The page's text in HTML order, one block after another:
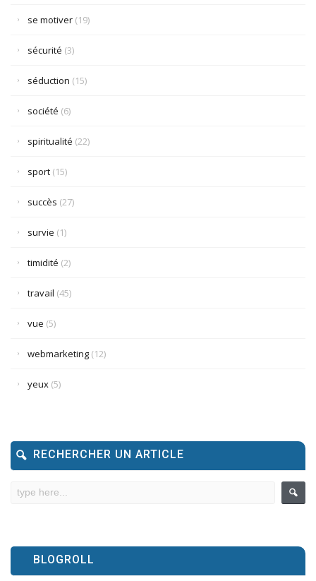
se motiver (19)
sécurité (3)
séduction (15)
société (6)
spiritualité (22)
sport (15)
succès (27)
survie (1)
timidité (2)
travail (45)
vue (5)
webmarketing (12)
yeux (5)
RECHERCHER UN ARTICLE
BLOGROLL